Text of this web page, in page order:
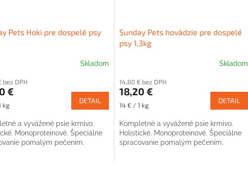
Pets Hoki pre dospelé psy
Skladom
bez DPH
€
kg
DETAIL
a vyvážené psie krmivo.
Monoproteinové. Špeciálne
pomalým pečením.
Sunday Pets hovädzie pre dospelé
psy 1,3kg
Skladom
14,80 € bez DPH
18,20 €
Jednotková
14 € / 1 kg
DETAIL
Kompletné a vyvážené psie krmivo.
Holistické. Monoproteinové. Špeciálne
spracovanie pomalým pečením.